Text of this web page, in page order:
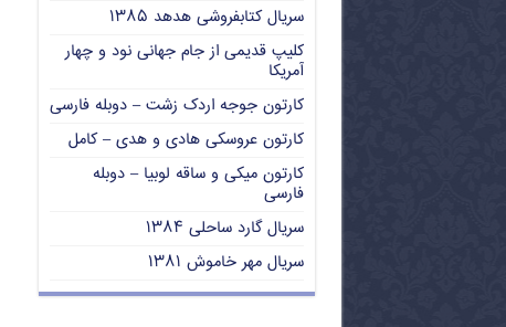
سریال کتابفروشی هدهد ۱۳۸۵
کلیپ قدیمی از جام جهانی نود و چهار
آمریکا
کارتون جوجه اردک زشت – دوبله فارسی
کارتون عروسکی هادی و هدی – کامل
کارتون میکی و ساقه لوبیا – دوبله
فارسی
سریال گارد ساحلی ۱۳۸۴
سریال مهر خاموش ۱۳۸۱